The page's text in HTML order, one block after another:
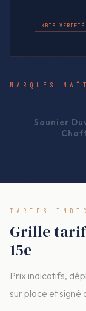
KBIS VÉRIFIÉ
MARQUES
Saunier
TARIFS
Grille
15e
Prix indicatifs,
sur place et